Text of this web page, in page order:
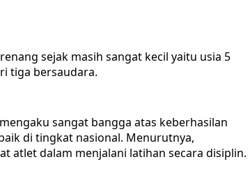
sejak masih sangat kecil yaitu usia 5
tiga bersaudara.
sangat bangga atas keberhasilan
di tingkat nasional. Menurutnya,
atlet dalam menjalani latihan secara disiplin.